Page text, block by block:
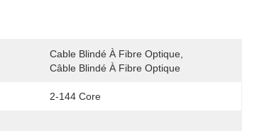
Cable Blindé À Fibre Optique,
Câble Blindé À Fibre Optique
2-144 Core